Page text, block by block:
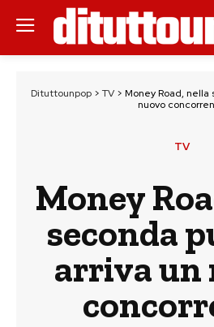
Dituttounpop > TV > Money Road,
nuovo
TV
Money
seconda
arriva un